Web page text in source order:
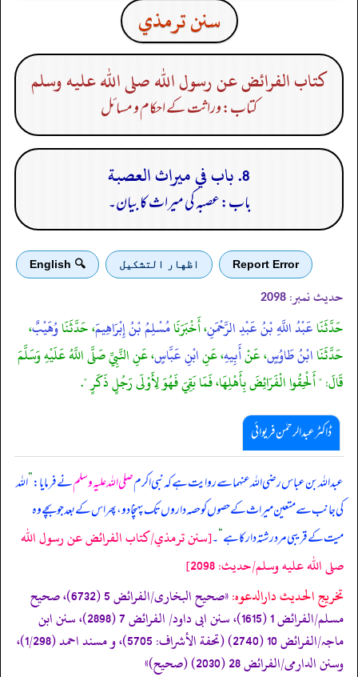
سنن ترمذي
كتاب الفرائض عن رسول الله صلى الله عليه وسلم
کتاب: وراثت کے احکام و مسائل
8. باب في ميراث العصبة
باب: عصبہ کی میراث کا بیان۔
Report Error اظهار التشكيل 🔍 English
حدیث نمبر: 2098
حَدَّثَنَاعَبْدُ اللَّهِ بْنُ عَبْدِ الرَّحْمَنِ، أَخْبَرَنَامُسْلِمُ بْنُ إِبْرَاهِيمَ، حَدَّثَنَاوُهَيْبٌ،
حَدَّثَنَاابْنُ طَاوُسٍ، عَنْأَبِيهِ، عَنِابْنِ عَبَّاسٍ، عَنِ النَّبِيِّ صَلَّى اللَّهُ عَلَيْهِ وَسَلَّمَ
قَالَ: " أَلْحِقُوا الْفَرَائِضَ بِأَهْلِهَا، فَمَا بَقِيَ فَهُوَ لِأَوْلَى رَجُلٍ ذَكَرٍ ".
ڈاکٹر عبدالرحمٰن فریوائی
عبداللہ بن عباس رضی الله عنہما سے روایت ہے کہنبی اکرمصلی اللہ علیہ وسلمنے فرمایا:”اللہ
کی جانب سے متعین میراث کے حصوں کو حصہ داروں تک پہنچا دو، پھر اس کے بعد جو بچے وہ
میت کے قریبی مرد رشتہ دار کا ہے“۔[سنن ترمذي/كتاب الفرائض عن رسول الله
صلى الله عليه وسلم/حدیث: 2098]
تخریج الحدیث دارالدعوہ:
«صحیح البخاری/الفرائض 5 (6732)، صحیح
مسلم/الفرائض 1 (1615)، سنن ابی داود/ الفرائض 7 (2898)، سنن ابن
ماجہ/الفرائض 10 (2740) (تحفة الأشراف: 5705)، و مسند احمد (1/298)،
وسنن الدارمی/الفرائض 28 (2030) (صحیح)»